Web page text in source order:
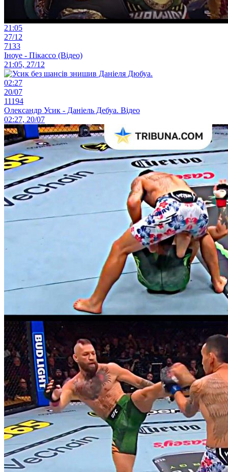
21:05
27/12
7133
Іноуе - Пікассо (Відео)
21:05, 27/12
02:27
20/07
11194
Олександр Усик - Даніель Дебуа. Відео
02:27, 20/07